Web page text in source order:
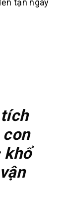
tận ngày
con
khổ